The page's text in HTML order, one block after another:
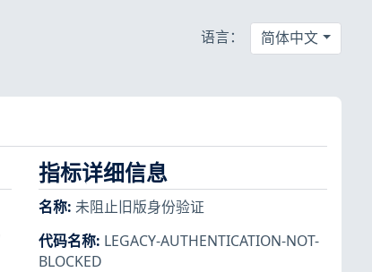
语言： 简体中文
指标详细信息
名称: 未阻止旧版身份验证
代码名称: LEGACY-AUTHENTICATION-NOT-
BLOCKED